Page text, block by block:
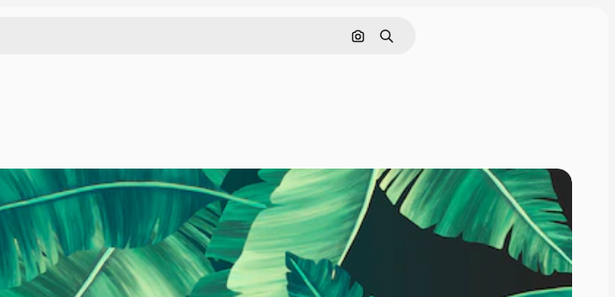
Pesquisar por imagem
Buscar